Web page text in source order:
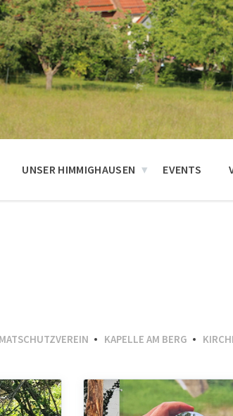
UNSER HIMMIGHAUSEN EVENTS
KAPELLE AM BERG